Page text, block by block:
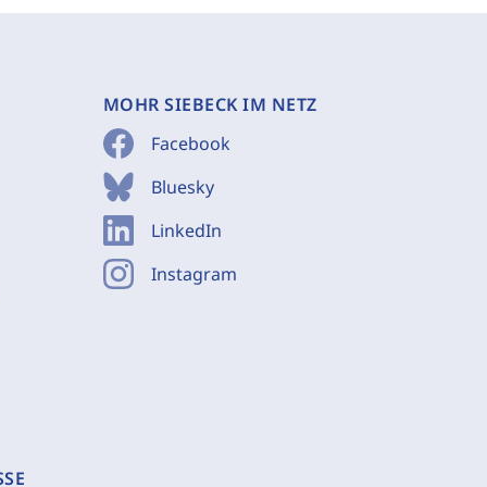
MOHR SIEBECK IM NETZ
Facebook
Bluesky
LinkedIn
Instagram